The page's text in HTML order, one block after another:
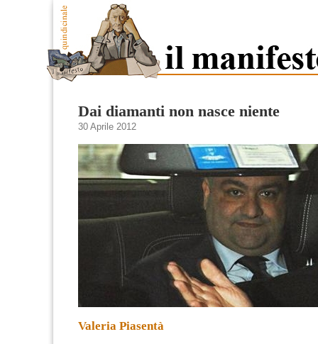
Dai diamanti non nasce niente
30 Aprile 2012
Valeria Piasentà